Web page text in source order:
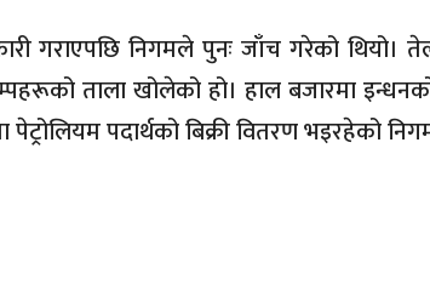
गराएपछि निगमले पुनः जाँच गरेको थियो।
ताला खोलेको हो। हाल बजारमा
पदार्थको बिक्री वितरण भइरहेको